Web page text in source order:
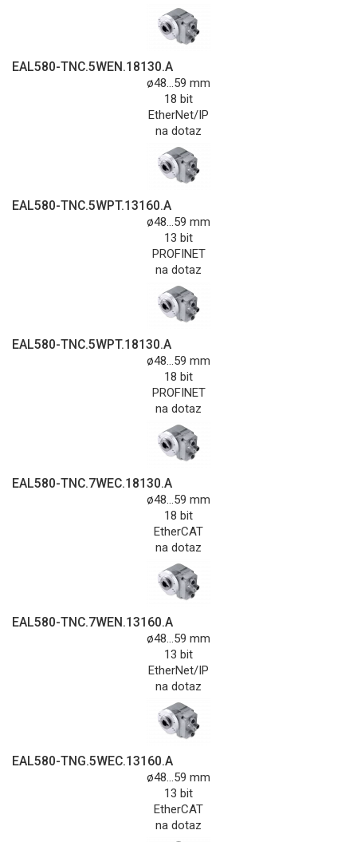
EAL580-TNC.5WEN.18130.A
ø48...59 mm
18 bit
EtherNet/IP
na dotaz
EAL580-TNC.5WPT.13160.A
ø48...59 mm
13 bit
PROFINET
na dotaz
EAL580-TNC.5WPT.18130.A
ø48...59 mm
18 bit
PROFINET
na dotaz
EAL580-TNC.7WEC.18130.A
ø48...59 mm
18 bit
EtherCAT
na dotaz
EAL580-TNC.7WEN.13160.A
ø48...59 mm
13 bit
EtherNet/IP
na dotaz
EAL580-TNG.5WEC.13160.A
ø48...59 mm
13 bit
EtherCAT
na dotaz